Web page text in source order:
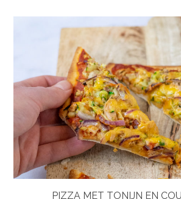
PIZZA MET TONIJN EN